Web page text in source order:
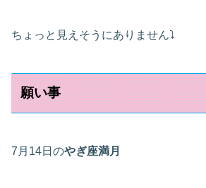
ちょっと見えそうにありません⤵
願い事
7月14日のやぎ座満月